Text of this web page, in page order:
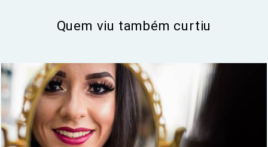
Quem viu também curtiu